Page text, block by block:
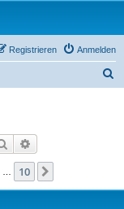
Anmelden
Registrieren
Suche
10